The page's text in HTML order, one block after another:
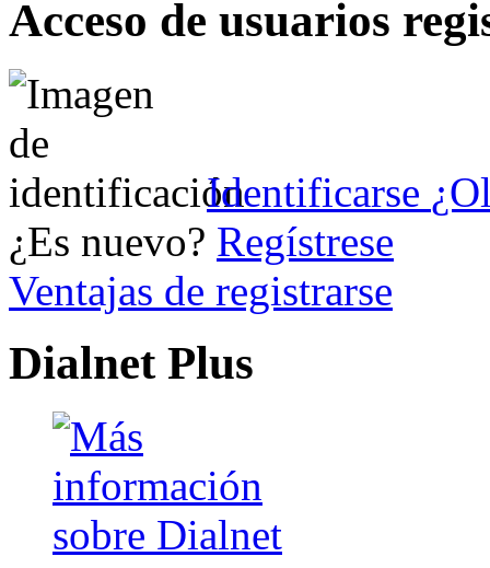
Acceso de usuarios
Identificarse
¿Es nuevo? Regístrese
Ventajas de registrarse
Dialnet Plus